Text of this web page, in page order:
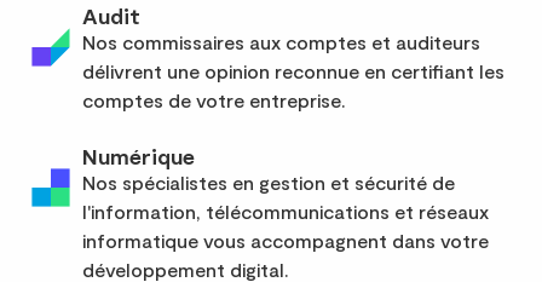
Audit
Nos commissaires aux comptes et auditeurs
délivrent une opinion reconnue en certifiant les
comptes de votre entreprise.
Numérique
Nos spécialistes en gestion et sécurité de
l'information, télécommunications et réseaux
informatique vous accompagnent dans votre
développement digital.